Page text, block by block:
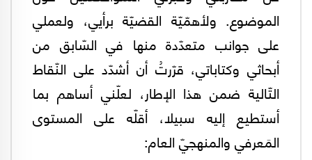
الموضوع. ولأهمّيّة القضيّة برأيي، ولعملي
على جوانب متعدّدة منها في السّابق من
أبحاثي وكتاباتي، قرّرتُ أن أشدّد على النّقاط
التّالية ضمن هذا الإطار، لعلّني أساهم بما
أستطيع إليه سبيلا، أقلّه على المستوى
المَعرفي والمنهجيّ العام: